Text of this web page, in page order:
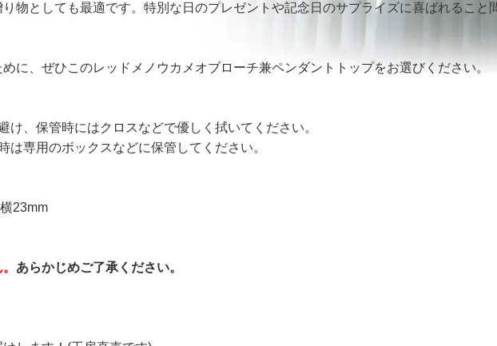
物としても最適です。特別な日のプレゼントや記念日のサプライズに喜ばれること
に、ぜひこのレッドメノウカメオブローチ兼ペンダントトップをお選びください。
け、保管時にはクロスなどで優しく拭いてください。
は専用のボックスなどに保管してください。
23mm
あらかじめご了承ください。